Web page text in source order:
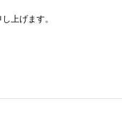
上げます。